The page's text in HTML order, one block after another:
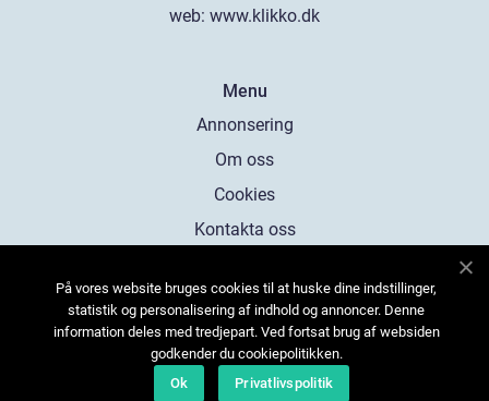
web: www.klikko.dk
Menu
Annonsering
Om oss
Cookies
Kontakta oss
På vores website bruges cookies til at huske dine indstillinger,
statistik og personalisering af indhold og annoncer. Denne
information deles med tredjepart. Ved fortsat brug af websiden
godkender du cookiepolitikken.
Ok
Privatlivspolitik